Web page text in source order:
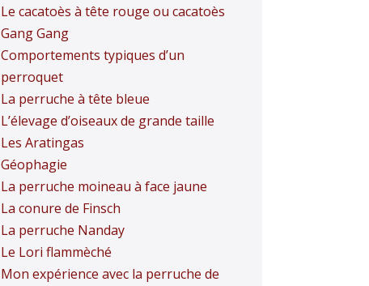
Le cacatoès à tête rouge ou cacatoès
Gang Gang
Comportements typiques d’un
perroquet
La perruche à tête bleue
L’élevage d’oiseaux de grande taille
Les Aratingas
Géophagie
La perruche moineau à face jaune
La conure de Finsch
La perruche Nanday
Le Lori flammèché
Mon expérience avec la perruche de